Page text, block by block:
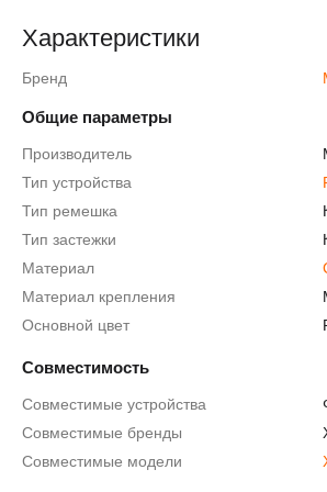
Характеристики
Бренд
Общие параметры
Производитель
Тип устройства
Тип ремешка
Тип застежки
Материал
Материал крепления
Основной цвет
Совместимость
Совместимые устройства
Совместимые бренды
Совместимые модели